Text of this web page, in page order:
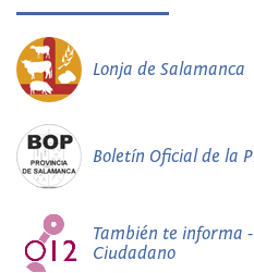
Lonja de Salamanca
Boletín Oficial de la
También te informa
Ciudadano